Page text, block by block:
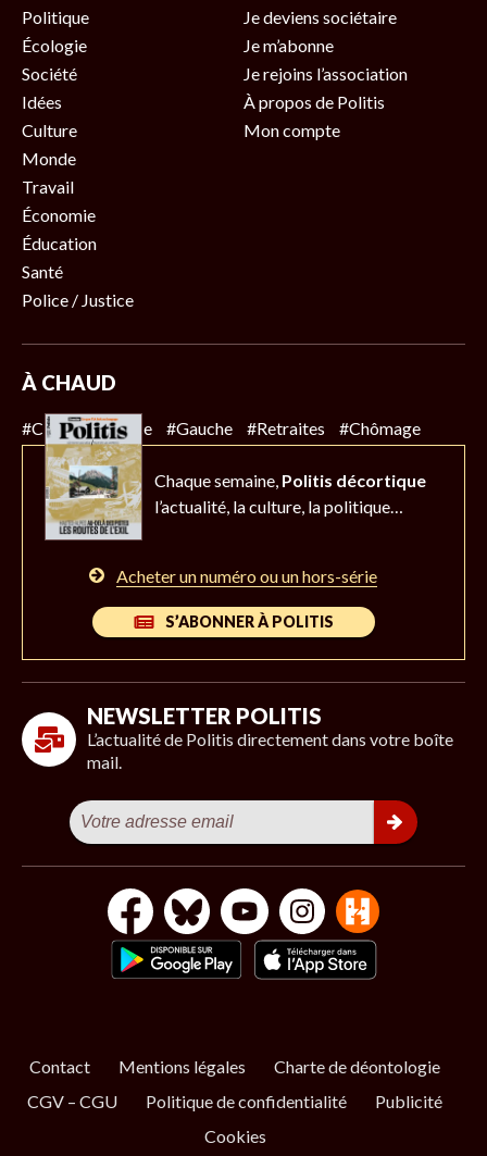
Politique
Écologie
Société
Idées
Culture
Monde
Travail
Économie
Éducation
Santé
Police / Justice
Je deviens sociétaire
Je m’abonne
Je rejoins l’association
À propos de Politis
Mon compte
À CHAUD
#Climat #Police #Gauche #Retraites #Chômage
Chaque semaine, Politis décortique
l’actualité, la culture, la politique…
Acheter un numéro ou un hors-série
S’ABONNER À POLITIS
NEWSLETTER POLITIS
L’actualité de Politis directement dans votre boîte
mail.
Contact Mentions légales
Charte de déontologie
CGV – CGU
Politique de confidentialité
Publicité
Cookies